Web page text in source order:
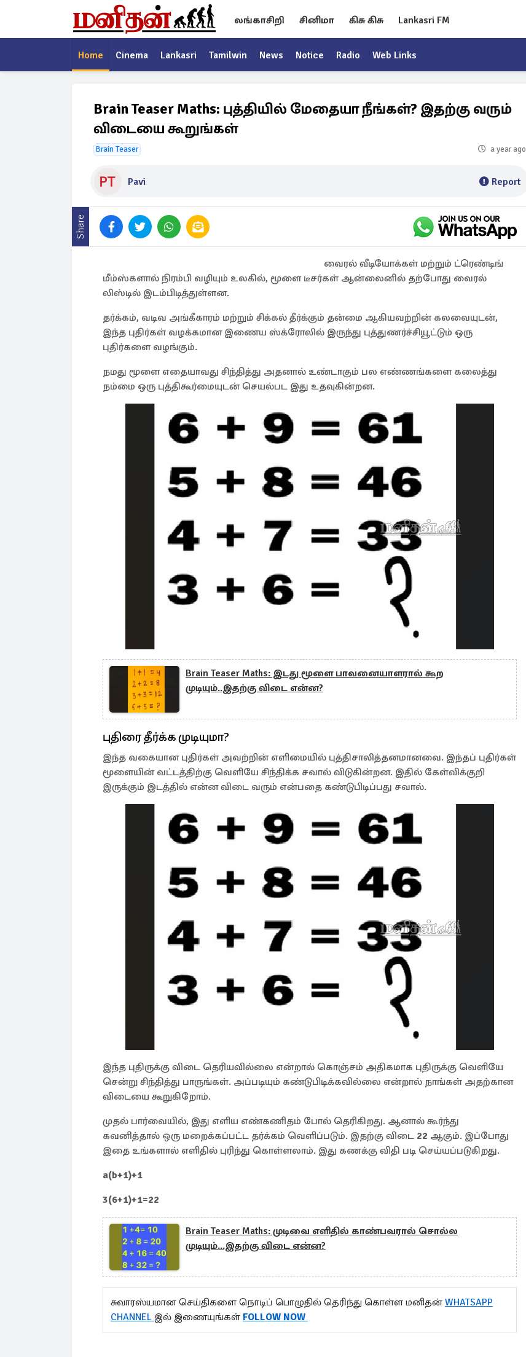
லங்காசிறி சினிமா கிசு கிசு Lankasri FM
Home Cinema Lankasri Tamilwin News Notice Radio Web Links
Brain Teaser Maths: புத்தியில் மேதையா நீங்கள்? இதற்கு வரும்
விடையை கூறுங்கள்
Brain Teaser a year ago
Pavi Report
Share
வைரல் வீடியோக்கள் மற்றும் ட்ரெண்டிங்
மீம்ஸ்களால் நிரம்பி வழியும் உலகில், மூளை டீசர்கள் ஆன்லைனில் தற்போது வைரல்
லிஸ்டில் இடம்பிடித்துள்ளன.
தர்க்கம், வடிவ அங்கீகாரம் மற்றும் சிக்கல் தீர்க்கும் தன்மை ஆகியவற்றின் கலவையுடன்,
இந்த புதிர்கள் வழக்கமான இணைய ஸ்க்ரோலில் இருந்து புத்துணர்ச்சியூட்டும் ஒரு
புதிர்களை வழங்கும்.
நமது மூளை எதையாவது சிந்தித்து அதனால் உண்டாகும் பல எண்ணங்களை கலைத்து
நம்மை ஒரு புத்திகூர்மையுடன் செயல்பட இது உதவுகின்றன.
Brain Teaser Maths: இடது மூளை பாவனையாளரால் கூற
முடியும்..இதற்கு விடை என்ன?
புதிரை தீர்க்க முடியுமா?
இந்த வகையான புதிர்கள் அவற்றின் எளிமையில் புத்திசாலித்தனமானவை. இந்தப் புதிர்கள்
மூளையின் வட்டத்திற்கு வெளியே சிந்திக்க சவால் விடுகின்றன. இதில் கேள்விக்குறி
இருக்கும் இடத்தில் என்ன விடை வரும் என்பதை கண்டுபிடிப்பது சவால்.
இந்த புதிருக்கு விடை தெரியவில்லை என்றால் கொஞ்சம் அதிகமாக புதிருக்கு வெளியே
சென்று சிந்தித்து பாருங்கள். அப்படியும் கண்டுபிடிக்கவில்லை என்றால் நாங்கள் அதற்கான
விடையை கூறுகிறோம்.
முதல் பார்வையில், இது எளிய எண்கணிதம் போல் தெரிகிறது. ஆனால் கூர்ந்து
கவனித்தால் ஒரு மறைக்கப்பட்ட தர்க்கம் வெளிப்படும். இதற்கு விடை 22 ஆகும். இப்போது
இதை உங்களால் எளிதில் புரிந்து கொள்ளலாம். இது கணக்கு விதி படி செய்யப்படுகிறது.
a(b+1)+1
3(6+1)+1=22
Brain Teaser Maths: முடிவை எளிதில் காண்பவரால் சொல்ல
முடியும்...இதற்கு விடை என்ன?
சுவாரஸ்யமான செய்திகளை நொடிப் பொழுதில் தெரிந்து கொள்ள மனிதன் WHATSAPP
CHANNEL இல் இணையுங்கள் FOLLOW NOW